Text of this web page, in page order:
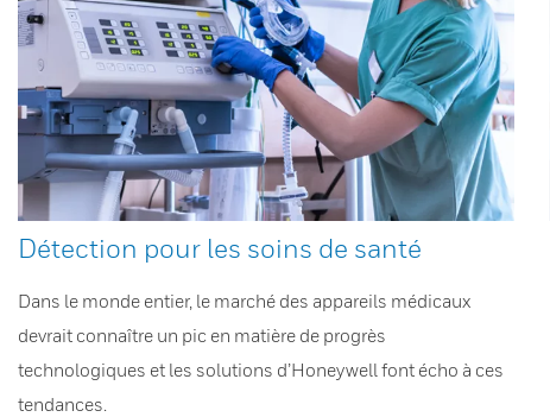
Détection pour les soins de santé
Dans le monde entier, le marché des appareils médicaux
devrait connaître un pic en matière de progrès
technologiques et les solutions d’Honeywell font écho à ces
tendances.